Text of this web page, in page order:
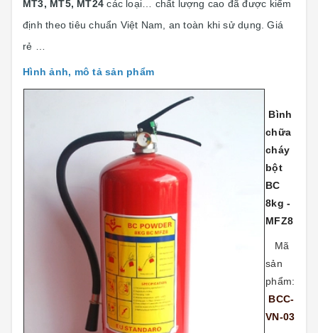
MT3, MT5, MT24các loại… chất lượng cao đã được kiểm
định theo tiêu chuẩn Việt Nam, an toàn khi sử dụng. Giá
rẻ …
Hình ảnh, mô tả sản phẩm
Bình
chữa
cháy
bột
BC
8kg -
MFZ8
Mã
sản
phẩm:
BCC-
VN-03